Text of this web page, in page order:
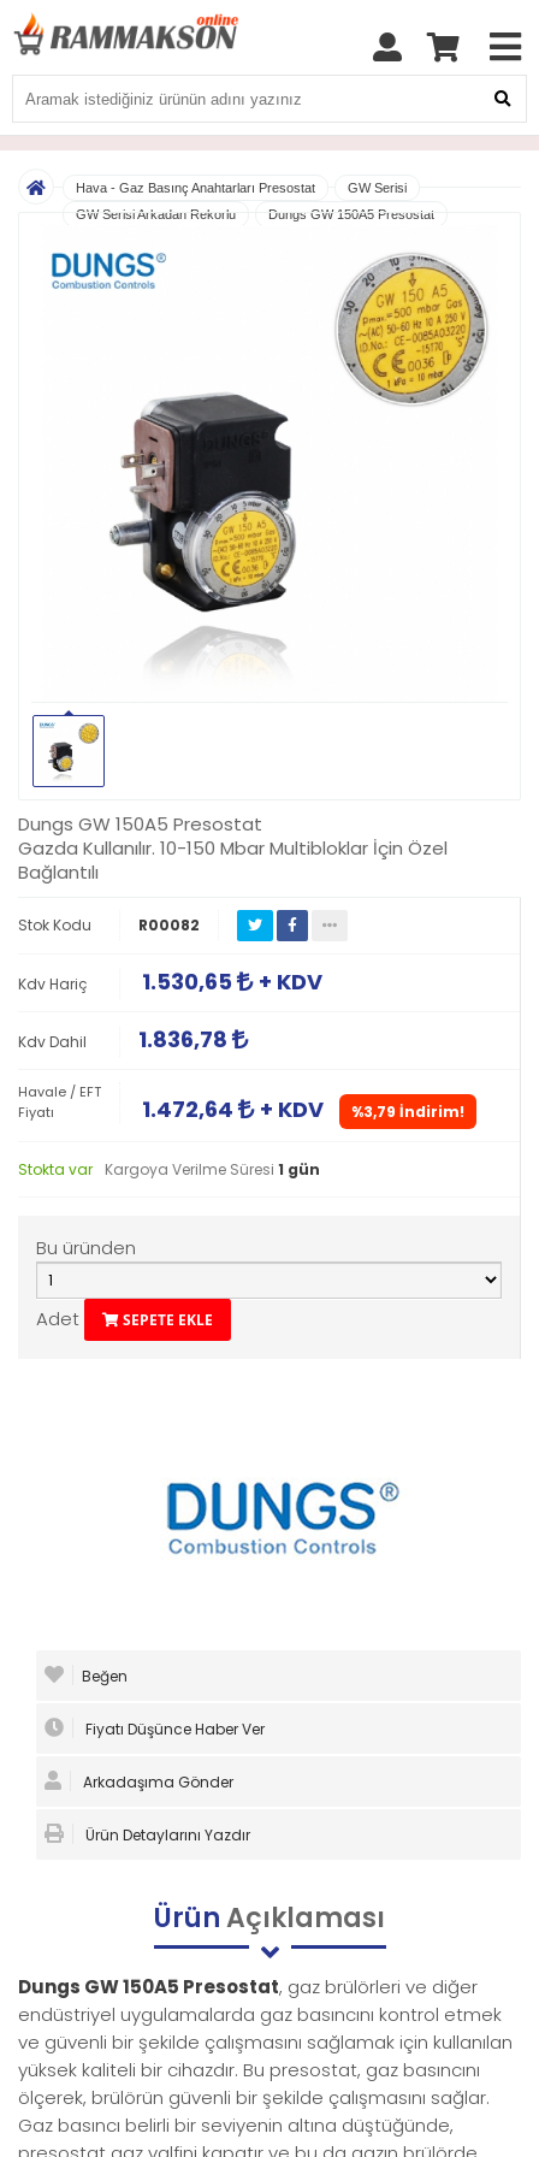
Hava - Gaz Basınç Anahtarları Presostat
GW Serisi
GW Serisi Arkadan Rekorlu
Dungs GW 150A5 Presostat
Dungs GW 150A5 Presostat
Gazda Kullanılır. 10-150 Mbar Multibloklar İçin Özel
Bağlantılı
Stok Kodu R00082
Kdv Hariç 1.530,65 + KDV
Kdv Dahil 1.836,78
Havale / EFT
Fiyatı
1.472,64 + KDV %3,79 İndirim!
Stokta var Kargoya Verilme Süresi 1 gün
Bu üründen
Adet SEPETE EKLE
Beğen
Fiyatı Düşünce Haber Ver
Arkadaşıma Gönder
Ürün Detaylarını Yazdır
ÜrünAçıklaması
Dungs GW 150A5 Presostat, gaz brülörleri ve diğer
endüstriyel uygulamalarda gaz basıncını kontrol etmek
ve güvenli bir şekilde çalışmasını sağlamak için kullanılan
yüksek kaliteli bir cihazdır. Bu presostat, gaz basıncını
ölçerek, brülörün güvenli bir şekilde çalışmasını sağlar.
Gaz basıncı belirli bir seviyenin altına düştüğünde,